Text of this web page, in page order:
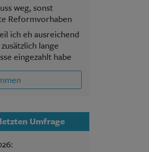
weg, sonst
Reformvorhaben
ich eh ausreichend
lange
eingezahlt habe
Umfrage